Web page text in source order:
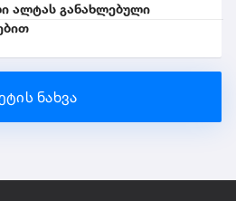
ალტას განახლებული
ნახვა